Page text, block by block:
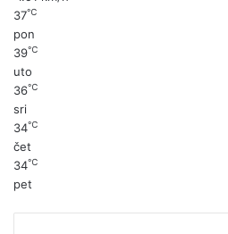
37℃
pon
39℃
uto
36℃
sri
34℃
čet
34℃
pet